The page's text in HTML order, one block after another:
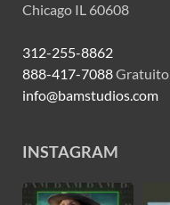
Chicago IL 60608
312-255-8862
888-417-7088Gratuito
info@bamstudios.com
INSTAGRAM